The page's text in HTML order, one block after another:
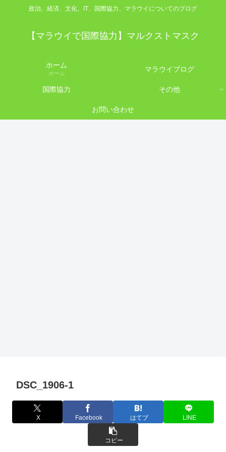
政治、経済、文化、IT、国際協力、マラウイについてのブログ
【マラウイで国際協力】マルクストマスク
ホーム
ホーム マラウイブログ
国際協力 その他
お問い合わせ
DSC_1906-1
X Facebook はてブ LINE
コピー